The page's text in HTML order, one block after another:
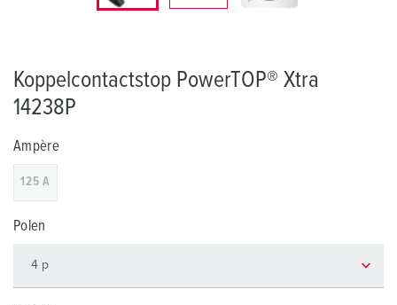
Koppelcontactstop PowerTOP® Xtra
14238P
Ampère
125 A
Polen